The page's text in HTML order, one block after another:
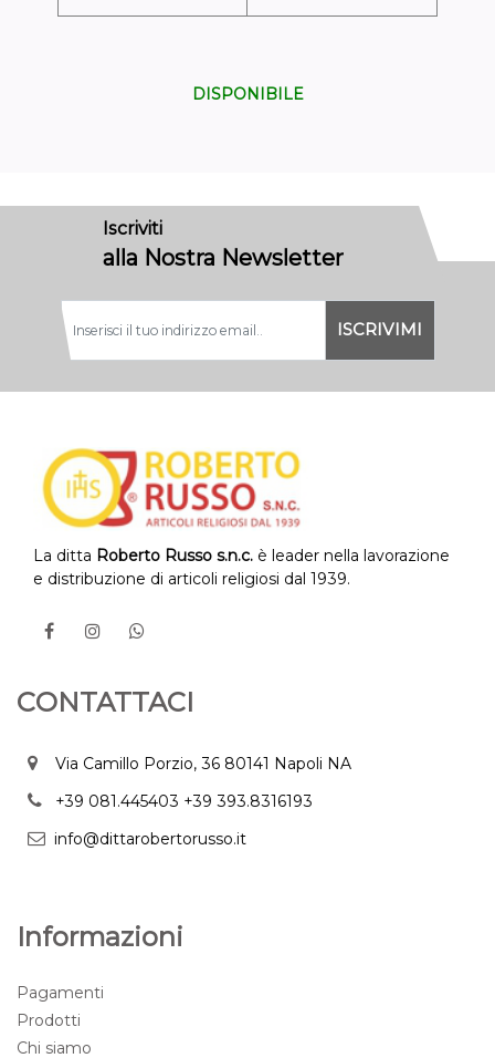
DISPONIBILE
Iscriviti
alla Nostra Newsletter
La ditta Roberto Russo s.n.c. è leader nella lavorazione
e distribuzione di articoli religiosi dal 1939.
CONTATTACI
Via Camillo Porzio, 36 80141 Napoli NA
+39 081.445403 +39 393.8316193
info@dittarobertorusso.it
Informazioni
Pagamenti
Prodotti
Chi siamo